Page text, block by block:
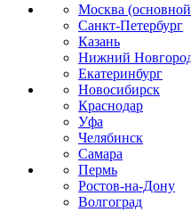
Москва
Санкт-Петербург
Казань
Нижний
Екатеринбург
Новосибирск
Краснодар
Уфа
Челябинск
Самара
Пермь
Ростов-на-Дону
Волгоград